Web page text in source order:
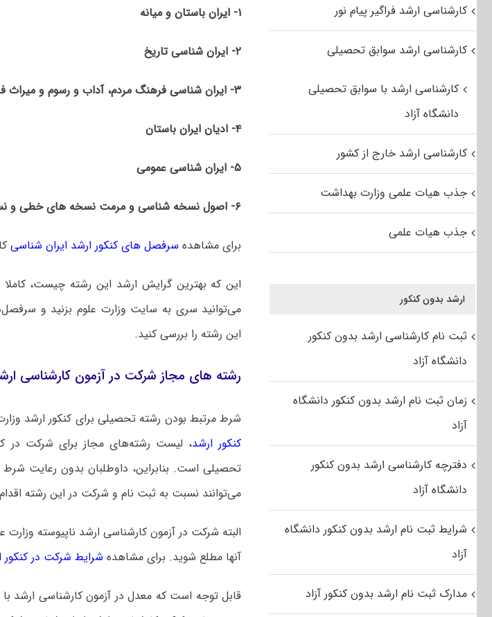
۱- ایران باستان و میانه
۲- ایران شناسی تاریخ
۳- ایران شناسی فرهنگ مردم، آداب و رسوم و میراث فرهنگی
۴- ادیان ایران باستان
۵- ایران شناسی عمومی
۶- اصول نسخه ­شناسی و مرمت نسخه های خطی و نسخه ­آرایی
برای مشاهده سرفصل های کنکور ارشد ایران شناسی
این که بهترین گرایش ارشد این رشته چیست، کاملا
می‌توانید سری به سایت وزارت علوم بزنید و
این رشته را بررسی کنید.
رشته های مجاز شرکت در آزمون کارشناسی
شرط مرتبط بودن رشته تحصیلی برای کنکور ارشد
کنکور ارشد، لیست رشته‌های مجاز برای شرکت در
تحصیلی است‌. بنابراین، داوطلبان بدون رعایت
می‌توانند نسبت به ثبت نام و شرکت در این رشته
البته شرکت در آزمون کارشناسی ارشد ناپیوسته
آنها مطلع شوید. برای مشاهده شرایط شرکت در کنکور
کارشناسی ارشد فراگیر پیام نور
کارشناسی ارشد سوابق تحصیلی
کارشناسی ارشد با سوابق تحصیلی
دانشگاه آزاد
کارشناسی ارشد خارج از کشور
جذب هیات علمی وزارت بهداشت
جذب هیات علمی
ارشد بدون کنکور
ثبت نام کارشناسی ارشد بدون کنکور
دانشگاه آزاد
زمان ثبت نام ارشد بدون کنکور دانشگاه
آزاد
دفترچه کارشناسی ارشد بدون کنکور
دانشگاه آزاد
شرایط ثبت نام ارشد بدون کنکور دانشگاه
آزاد
مدارک ثبت نام ارشد بدون کنکور آزاد